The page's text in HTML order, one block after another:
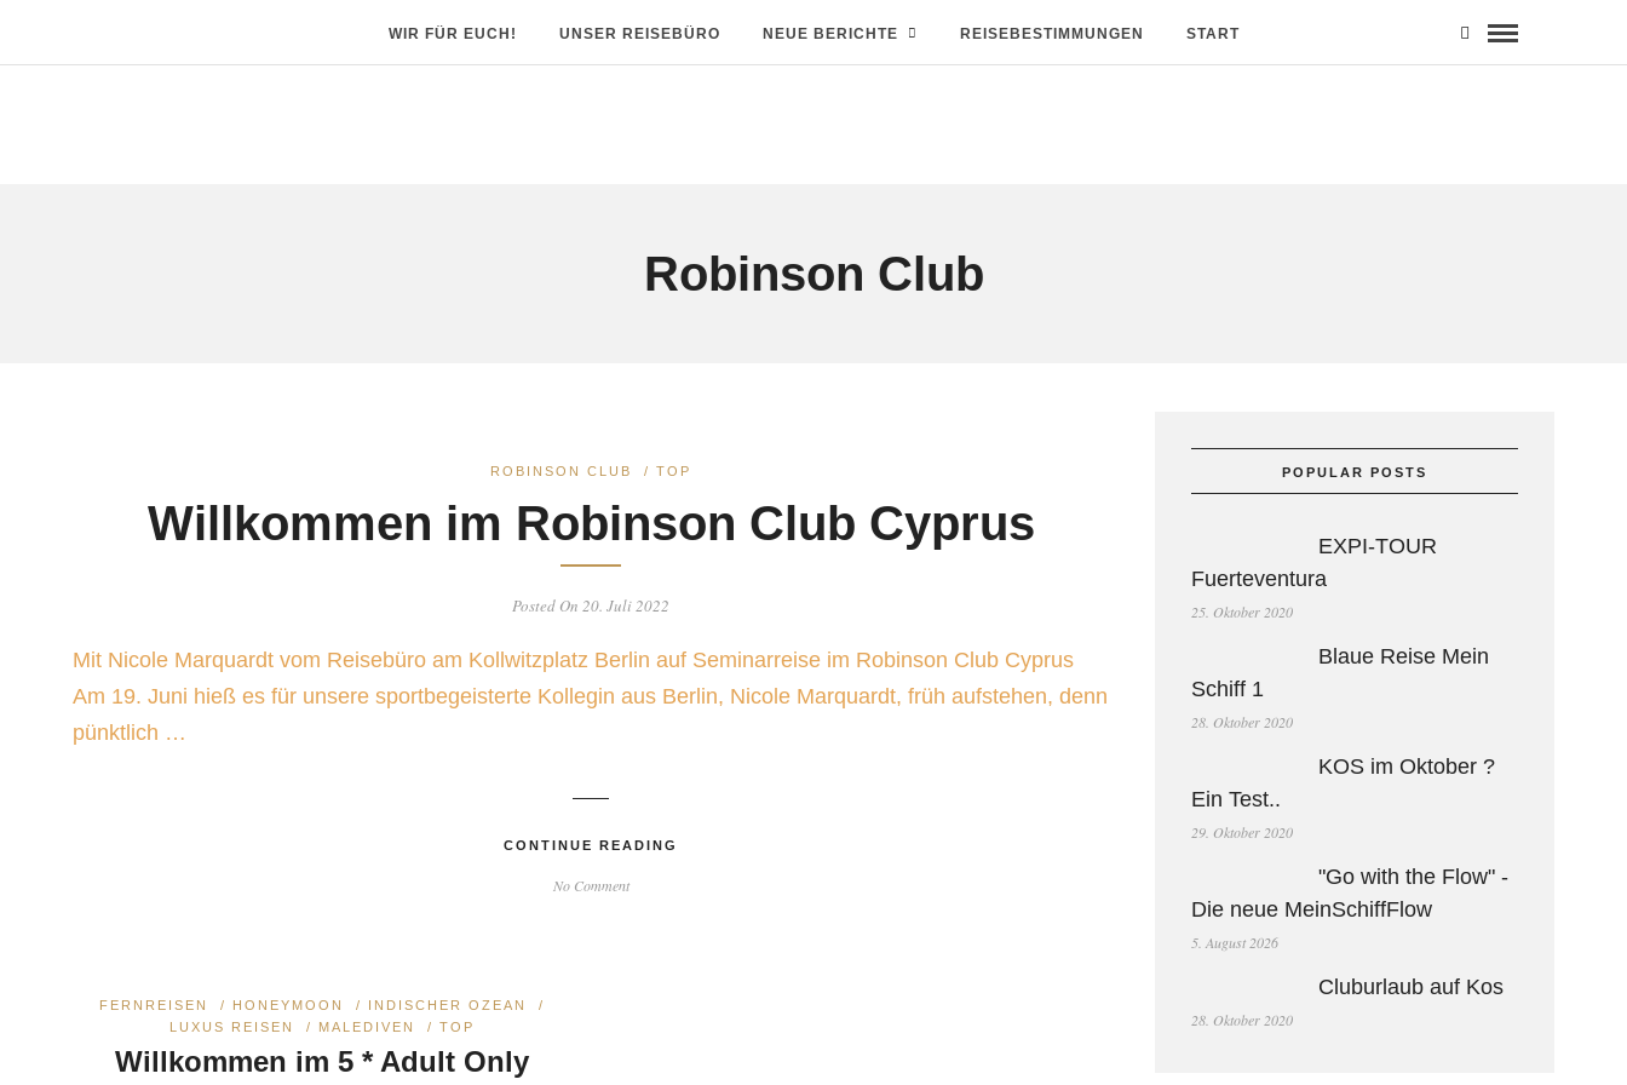
WIR FÜR EUCH! UNSER REISEBÜRO NEUE BERICHTE REISEBESTIMMUNGEN START
Robinson Club
ROBINSON CLUB /TOP
Willkommen im Robinson Club Cyprus
Posted On 20. Juli 2022
Mit Nicole Marquardt vom Reisebüro am Kollwitzplatz Berlin auf Seminarreise im Robinson Club Cyprus
Am 19. Juni hieß es für unsere sportbegeisterte Kollegin aus Berlin, Nicole Marquardt, früh aufstehen, denn
pünktlich …
CONTINUE READING
No Comment
FERNREISEN / HONEYMOON / INDISCHER OZEAN
/
LUXUS REISEN
/ MALEDIVEN / TOP
Willkommen im 5 * Adult Only
POPULAR POSTS
EXPI-TOUR
Fuerteventura
25. Oktober 2020
Blaue Reise Mein
Schiff 1
28. Oktober 2020
KOS im Oktober ?
Ein Test..
29. Oktober 2020
"Go with the Flow" -
Die neue MeinSchiffFlow
5. August 2026
Cluburlaub auf Kos
28. Oktober 2020